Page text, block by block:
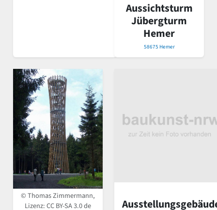
Aussichtsturm
Jübergturm
Hemer
58675 Hemer
© Thomas Zimmermann,
Lizenz:CC BY-SA 3.0 de